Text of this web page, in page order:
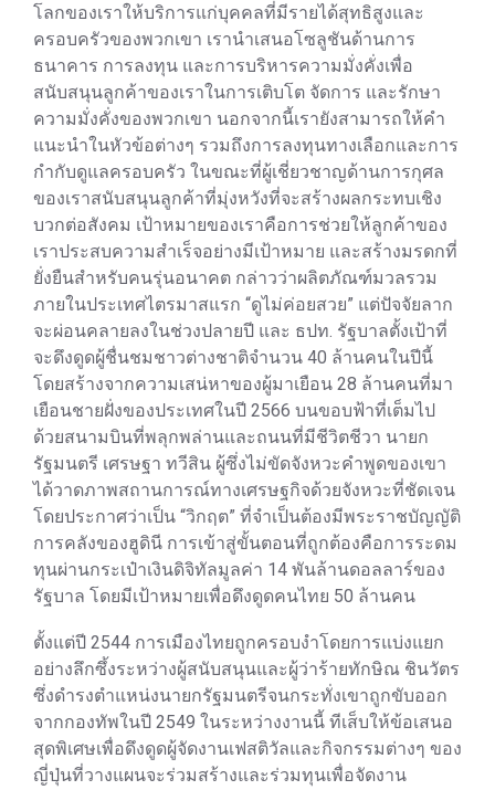
โลกของเราให้บริการแก่บุคคลที่มีรายได้สุทธิสูงและ
ครอบครัวของพวกเขา เรานำเสนอโซลูชันด้านการ
ธนาคาร การลงทุน และการบริหารความมั่งคั่งเพื่อ
สนับสนุนลูกค้าของเราในการเติบโต จัดการ และรักษา
ความมั่งคั่งของพวกเขา นอกจากนี้เรายังสามารถให้คำ
แนะนำในหัวข้อต่างๆ รวมถึงการลงทุนทางเลือกและการ
กำกับดูแลครอบครัว ในขณะที่ผู้เชี่ยวชาญด้านการกุศล
ของเราสนับสนุนลูกค้าที่มุ่งหวังที่จะสร้างผลกระทบเชิง
บวกต่อสังคม เป้าหมายของเราคือการช่วยให้ลูกค้าของ
เราประสบความสำเร็จอย่างมีเป้าหมาย และสร้างมรดกที่
ยั่งยืนสำหรับคนรุ่นอนาคต กล่าวว่าผลิตภัณฑ์มวลรวม
ภายในประเทศไตรมาสแรก “ดูไม่ค่อยสวย” แต่ปัจจัยลาก
จะผ่อนคลายลงในช่วงปลายปี และ ธปท. รัฐบาลตั้งเป้าที่
จะดึงดูดผู้ชื่นชมชาวต่างชาติจำนวน 40 ล้านคนในปีนี้
โดยสร้างจากความเสน่หาของผู้มาเยือน 28 ล้านคนที่มา
เยือนชายฝั่งของประเทศในปี 2566 บนขอบฟ้าที่เต็มไป
ด้วยสนามบินที่พลุกพล่านและถนนที่มีชีวิตชีวา นายก
รัฐมนตรี เศรษฐา ทวีสิน ผู้ซึ่งไม่ขัดจังหวะคำพูดของเขา
ได้วาดภาพสถานการณ์ทางเศรษฐกิจด้วยจังหวะที่ชัดเจน
โดยประกาศว่าเป็น “วิกฤต” ที่จำเป็นต้องมีพระราชบัญญัติ
การคลังของฮูดินี การเข้าสู่ขั้นตอนที่ถูกต้องคือการระดม
ทุนผ่านกระเป๋าเงินดิจิทัลมูลค่า 14 พันล้านดอลลาร์ของ
รัฐบาล โดยมีเป้าหมายเพื่อดึงดูดคนไทย 50 ล้านคน
ตั้งแต่ปี 2544 การเมืองไทยถูกครอบงำโดยการแบ่งแยก
อย่างลึกซึ้งระหว่างผู้สนับสนุนและผู้ว่าร้ายทักษิณ ชินวัตร
ซึ่งดำรงตำแหน่งนายกรัฐมนตรีจนกระทั่งเขาถูกขับออก
จากกองทัพในปี 2549 ในระหว่างงานนี้ ทีเส็บให้ข้อเสนอ
สุดพิเศษเพื่อดึงดูดผู้จัดงานเฟสติวัลและกิจกรรมต่างๆ ของ
ญี่ปุ่นที่วางแผนจะร่วมสร้างและร่วมทุนเพื่อจัดงาน